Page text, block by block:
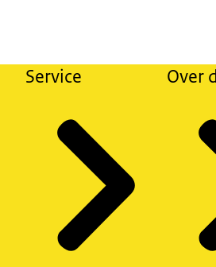
Service Over